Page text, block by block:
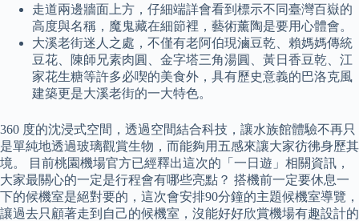
走道兩邊牆面上方，仔細端詳會看到標示不同臺灣百嶽的
高度與名稱，魔鬼藏在細節裡，藝術薰陶是要用心體會。
大溪老街迷人之處，不僅有老阿伯現滷豆乾、賴媽媽傳統
豆花、陳師兄素肉圓、金字塔三角湯圓、黃日香豆乾、江
家花生糖等許多必喫的美食外，具有歷史意義的巴洛克風
建築更是大溪老街的一大特色。
360 度的沈浸式空間，透過空間結合科技，讓水族館體驗不再只
是單純地透過玻璃觀賞生物，而能夠用五感來讓大家彷彿身歷其
境。 目前桃園機場官方已經釋出這次的「一日遊」相關資訊，
大家最關心的一定是行程會有哪些亮點？ 搭機前一定要休息一
下的候機室是絕對要的，這次會安排90分鐘的主題候機室導覽，
讓過去只顧著走到自己的候機室，沒能好好欣賞機場有趣設計的